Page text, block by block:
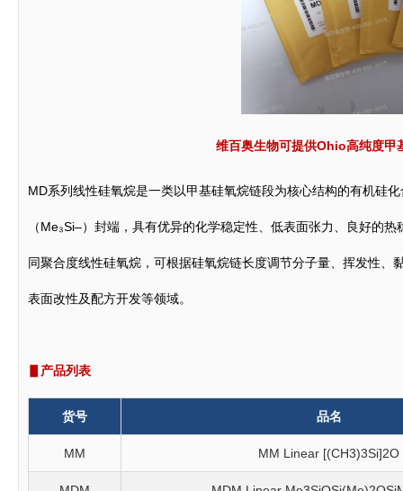
维百奥生物可提供Ohio高纯度甲
MD系列线性硅氧烷是一类以甲基硅氧烷链段为核心结构的有机硅
（Me₃Si–）封端，具有优异的化学稳定性、低表面张力、良好的
同聚合度线性硅氧烷，可根据硅氧烷链长度调节分子量、挥发性
表面改性及配方开发等领域。
▋产品列表
货号 品名
MM MM Linear [(CH3)3Si]2O